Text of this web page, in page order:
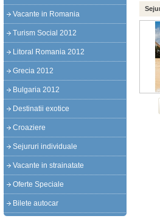
Vacante in Romania
Turism Social 2012
Litoral Romania 2012
Grecia 2012
Bulgaria 2012
Destinatii exotice
Croaziere
Sejururi individuale
Vacante in strainatate
Oferte Speciale
Bilete autocar